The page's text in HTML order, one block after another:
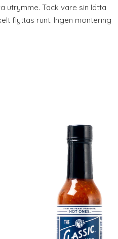
utrymme. Tack vare sin lätta
flyttas runt. Ingen montering